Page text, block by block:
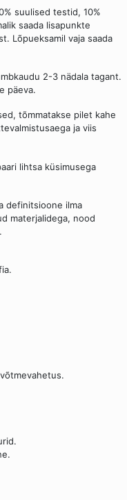
suulised testid, 10%
saada lisapunkte
Lõpueksamil vaja saada
2-3 nädala tagant.
päeva.
tõmmatakse pilet kahe
ja viis
lihtsa küsimusega
definitsioone ilma
materjalidega, nood